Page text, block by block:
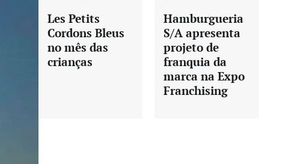
Les Petits
Cordons Bleus
no mês das
crianças
Hamburgueria
S/A apresenta
projeto de
franquia da
marca na Expo
Franchising